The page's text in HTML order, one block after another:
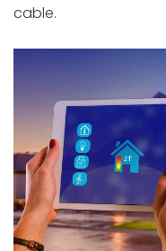
cable.